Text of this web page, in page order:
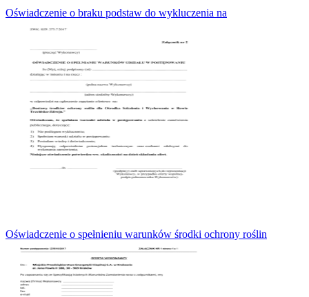
Oświadczenie o braku podstaw do wykluczenia na
Oświadczenie o spełnieniu warunków środki ochrony roślin